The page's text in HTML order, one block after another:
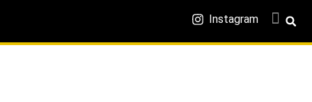
Instagram